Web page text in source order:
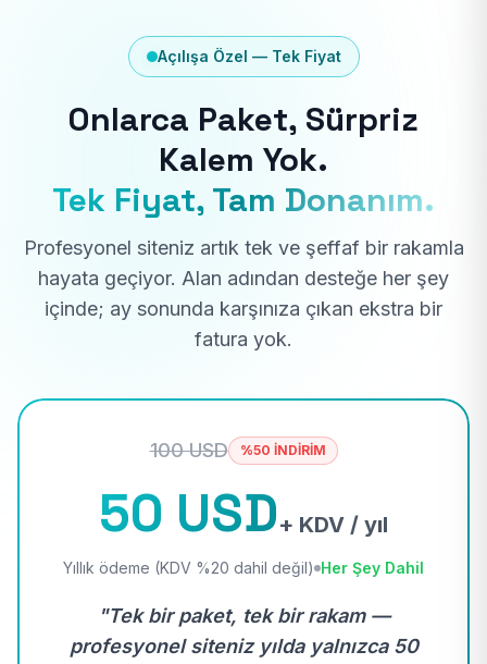
Açılışa Özel — Tek Fiyat
Onlarca Paket, Sürpriz
Kalem Yok.
Tek Fiyat, Tam Donanım.
Profesyonel siteniz artık tek ve şeffaf bir rakamla
hayata geçiyor. Alan adından desteğe her şey
içinde; ay sonunda karşınıza çıkan ekstra bir
fatura yok.
100 USD %50 İNDİRİM
50 USD+ KDV / yıl
Yıllık ödeme (KDV %20 dahil değil) Her Şey Dahil
"Tek bir paket, tek bir rakam —
profesyonel siteniz yılda yalnızca 50